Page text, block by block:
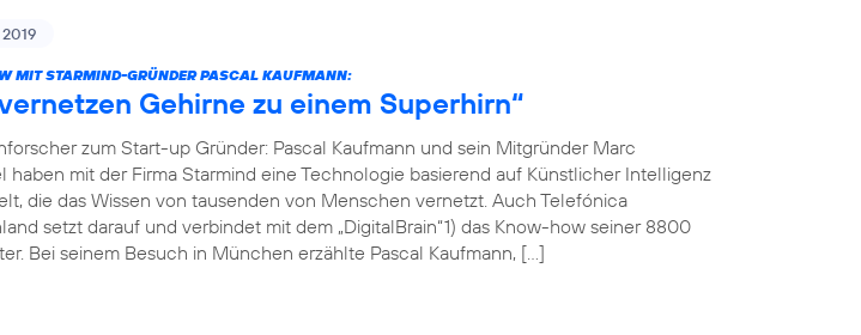
MIT STARMIND-GRÜNDER PASCAL KAUFMANN:
Gehirne zu einem Superhirn“
zum Start-up Gründer: Pascal Kaufmann und sein Mitgründer Marc
haben mit der Firma Starmind eine Technologie basierend auf Künstlicher Intelligenz
die das Wissen von tausenden von Menschen vernetzt. Auch Telefónica
setzt darauf und verbindet mit dem „DigitalBrain“1) das Know-how seiner 8800
Bei seinem Besuch in München erzählte Pascal Kaufmann, […]